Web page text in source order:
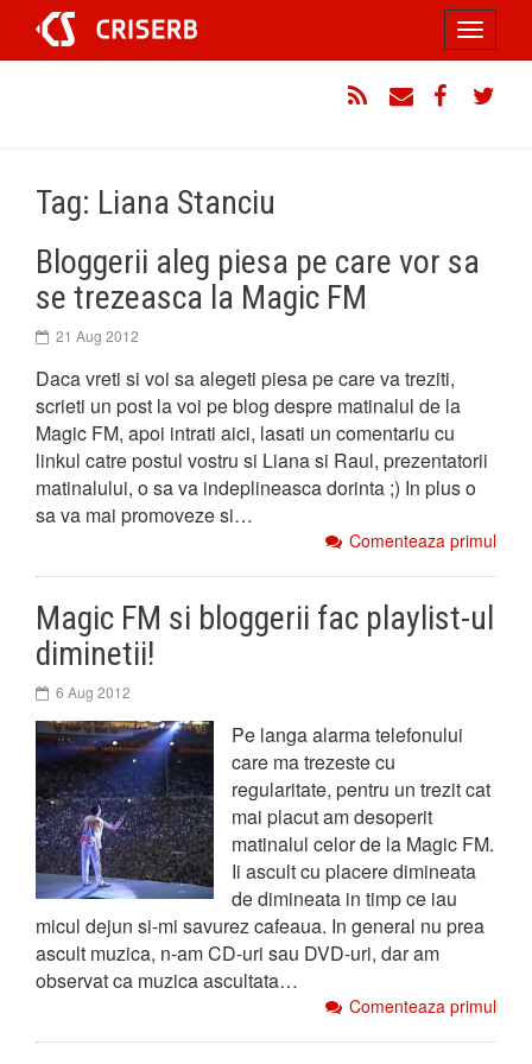
conținut
Toggle
Tag: Liana Stanciu
Bloggerii aleg piesa pe care vor sa
se trezeasca la Magic FM
21 Aug 2012
Daca vreti si voi sa alegeti piesa pe care va treziti,
scrieti un post la voi pe blog despre matinalul de la
Magic FM, apoi intrati aici, lasati un comentariu cu
linkul catre postul vostru si Liana si Raul, prezentatorii
matinalului, o sa va indeplineasca dorinta ;) In plus o
sa va mai promoveze si…
Comenteaza primul
Magic FM si bloggerii fac playlist-ul
diminetii!
6 Aug 2012
Pe langa alarma telefonului
care ma trezeste cu
regularitate, pentru un trezit cat
mai placut am desoperit
matinalul celor de la Magic FM.
Ii ascult cu placere dimineata
de dimineata in timp ce iau
micul dejun si-mi savurez cafeaua. In general nu prea
ascult muzica, n-am CD-uri sau DVD-uri, dar am
observat ca muzica ascultata…
Comenteaza primul